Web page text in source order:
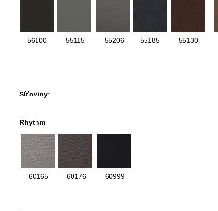
56100 55115 55206 55185 55130
Síťoviny:
Rhythm
60165 60176 60999